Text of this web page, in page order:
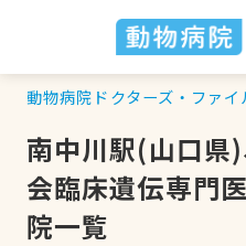
動物病院ドクターズ・ファイ
南中川駅(山口県
会臨床遺伝専門
院一覧